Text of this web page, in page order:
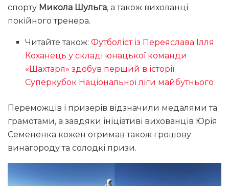
спорту Микола Шульга, а також вихованці
покійного тренера.
Читайте також:Футболіст із Переяслава Ілля
Коханець у складі юнацької команди
«Шахтаря» здобув перший в історії
Суперкубок Національної ліги майбутнього
Переможців і призерів відзначили медалями та
грамотами, а завдяки ініціативі вихованців Юрія
Семененка кожен отримав також грошову
винагороду та солодкі призи.